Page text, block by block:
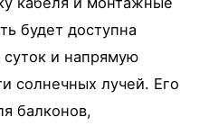
будет доступна
суток и напрямую
солнечных лучей. Его
балконов,